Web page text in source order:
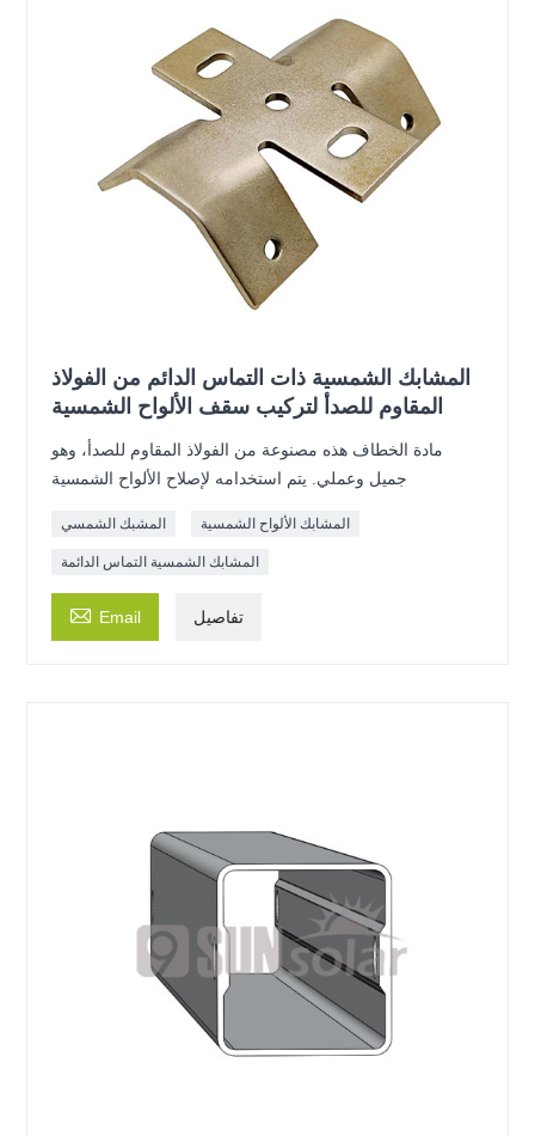
المشابك الشمسية ذات التماس الدائم من الفولاذ
المقاوم للصدأ لتركيب سقف الألواح الشمسية
مادة الخطاف هذه مصنوعة من الفولاذ المقاوم للصدأ، وهو
جميل وعملي. يتم استخدامه لإصلاح الألواح الشمسية
المشبك الشمسي المشابك الألواح الشمسية
المشابك الشمسية التماس الدائمة
 Email تفاصيل